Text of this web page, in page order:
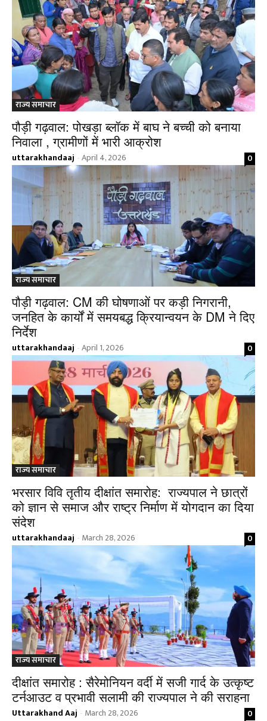
राज्य समाचार
पौड़ी गढ़वाल: पोखड़ा ब्लॉक में बाघ ने बच्ची को बनाया
निवाला , ग्रामीणों में भारी आक्रोश
uttarakhandaaj - April 4, 2026 0
राज्य समाचार
पौड़ी गढ़वाल: CM की घोषणाओं पर कड़ी निगरानी,
जनहित के कार्यों में समयबद्ध क्रियान्वयन के DM ने दिए
निर्देश
uttarakhandaaj - April 1, 2026 0
राज्य समाचार
भरसार विवि तृतीय दीक्षांत समारोह: राज्यपाल ने छात्रों
को ज्ञान से समाज और राष्ट्र निर्माण में योगदान का दिया
संदेश
uttarakhandaaj - March 28, 2026 0
राज्य समाचार
दीक्षांत समारोह : सैरेमोनियन वर्दी में सजी गार्द के उत्कृष्ट
टर्नआउट व प्रभावी सलामी की राज्यपाल ने की सराहना
Uttarakhand Aaj - March 28, 2026 0